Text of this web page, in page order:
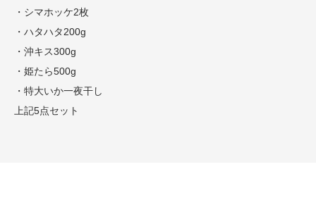
・シマホッケ2枚
・ハタハタ200g
・沖キス300g
・姫たら500g
・特大いか一夜干し
上記5点セット